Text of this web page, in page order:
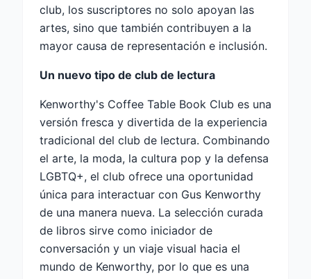
club, los suscriptores no solo apoyan las
artes, sino que también contribuyen a la
mayor causa de representación e inclusión.
Un nuevo tipo de club de lectura
Kenworthy's Coffee Table Book Club es una
versión fresca y divertida de la experiencia
tradicional del club de lectura. Combinando
el arte, la moda, la cultura pop y la defensa
LGBTQ+, el club ofrece una oportunidad
única para interactuar con Gus Kenworthy
de una manera nueva. La selección curada
de libros sirve como iniciador de
conversación y un viaje visual hacia el
mundo de Kenworthy, por lo que es una